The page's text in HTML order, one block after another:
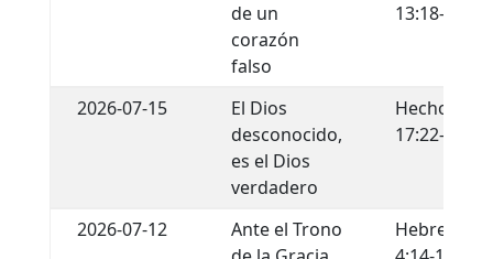
de un
corazón
falso
13:18-22
2026-07-15
El Dios
desconocido,
es el Dios
verdadero
Hechos
17:22-34
2026-07-12
Ante el Trono
Hebreos